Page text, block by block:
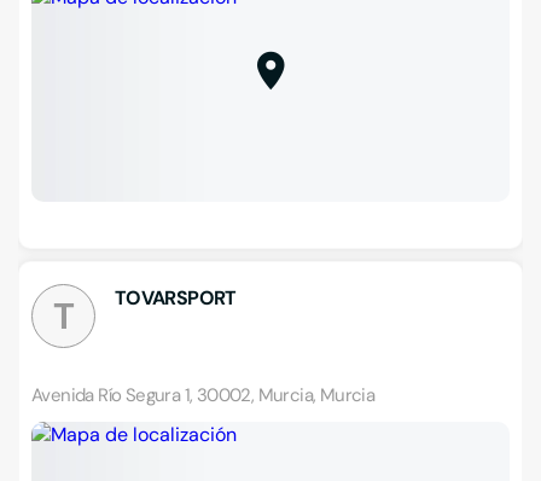
T TOVARSPORT
Avenida Río Segura 1, 30002, Murcia, Murcia